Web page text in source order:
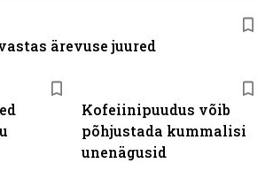
Kofeiinipuudus võib
põhjustada kummalisi
unenägusid
ärevuse juured